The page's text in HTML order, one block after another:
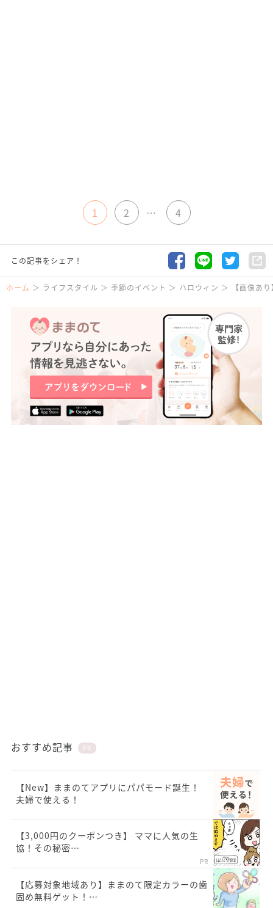
1 2 … 4
この記事をシェア！
ホーム ライフスタイル 季節のイベント ハロウィン 【画像あ
おすすめ記事 PR
【New】ままのてアプリにパパモード誕生！
夫婦で使える！
【3,000円のクーポンつき】 ママに人気の生
協！その秘密…
PR
【応募対象地域あり】ままのて限定カラーの歯
固め無料ゲット！…